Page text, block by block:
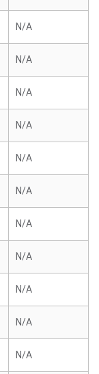
N/A
N/A
N/A
N/A
N/A
N/A
N/A
N/A
N/A
N/A
N/A